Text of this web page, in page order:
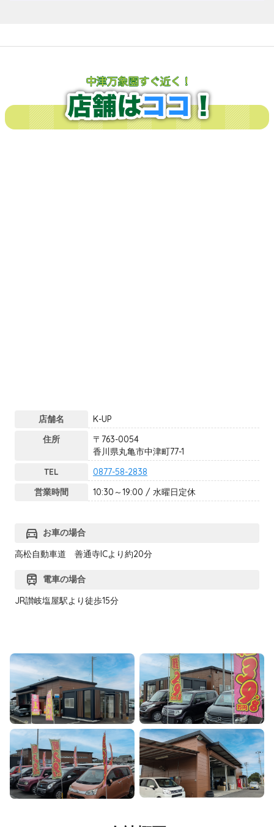
店舗名
K-UP
住所
〒763-0054
香川県丸亀市中津町77-1
TEL
0877-58-2838
営業時間
10:30～19:00 / 水曜日定休
directions_car お車の場合
高松自動車道 善通寺ICより約20分
train
電車の場合
JR讃岐塩屋駅より徒歩15分